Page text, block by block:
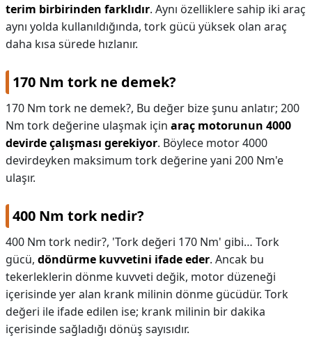
terim birbirinden farklıdır. Aynı özelliklere sahip iki araç
aynı yolda kullanıldığında, tork gücü yüksek olan araç
daha kısa sürede hızlanır.
170 Nm tork ne demek?
170 Nm tork ne demek?, Bu değer bize şunu anlatır; 200
Nm tork değerine ulaşmak için araç motorunun 4000
devirde çalışması gerekiyor. Böylece motor 4000
devirdeyken maksimum tork değerine yani 200 Nm'e
ulaşır.
400 Nm tork nedir?
400 Nm tork nedir?, 'Tork değeri 170 Nm' gibi… Tork
gücü, döndürme kuvvetini ifade eder. Ancak bu
tekerleklerin dönme kuvveti değik, motor düzeneği
içerisinde yer alan krank milinin dönme gücüdür. Tork
değeri ile ifade edilen ise; krank milinin bir dakika
içerisinde sağladığı dönüş sayısıdır.